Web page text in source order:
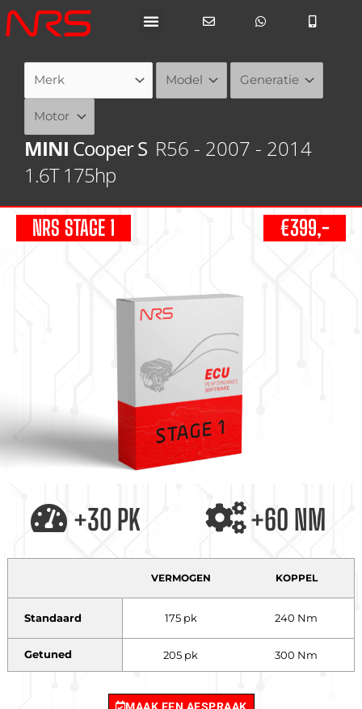
Ga
naar
MINI Cooper S R56 - 2007 - 2014
1.6T 175hp
NRS STAGE 1 €399,-
+30 PK +60 NM
VERMOGEN KOPPEL
Standaard 175 pk 240 Nm
Getuned 205 pk 300 Nm
MAAK EEN AFSPRAAK